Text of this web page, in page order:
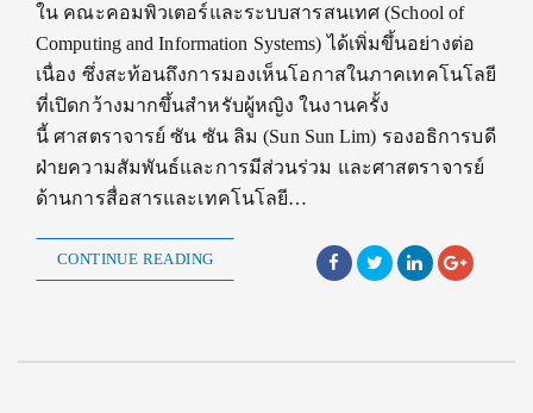
ใน คณะคอมพิวเตอร์และระบบสารสนเทศ (School of
Computing and Information Systems) ได้เพิ่มขึ้นอย่างต่อ
เนื่อง ซึ่งสะท้อนถึงการมองเห็นโอกาสในภาคเทคโนโลยี
ที่เปิดกว้างมากขึ้นสำหรับผู้หญิง ในงานครั้ง
นี้ ศาสตราจารย์ ซัน ซัน ลิม (Sun Sun Lim) รองอธิการบดี
ฝ่ายความสัมพันธ์และการมีส่วนร่วม และศาสตราจารย์
ด้านการสื่อสารและเทคโนโลยี…
CONTINUE READING